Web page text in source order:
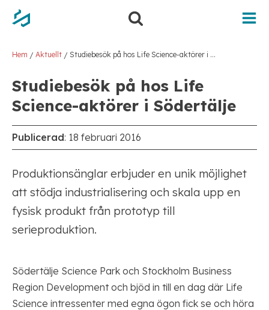
Hem / Aktuellt / Studiebesök på hos Life Science-aktörer i Södertälje
Studiebesök på hos Life
Science-aktörer i Södertälje
Publicerad: 18 februari 2016
Produktionsänglar erbjuder en unik möjlighet
att stödja industrialisering och skala upp en
fysisk produkt från prototyp till
serieproduktion.
Södertälje Science Park och Stockholm Business
Region Development och bjöd in till en dag där Life
Science intressenter med egna ögon fick se och höra